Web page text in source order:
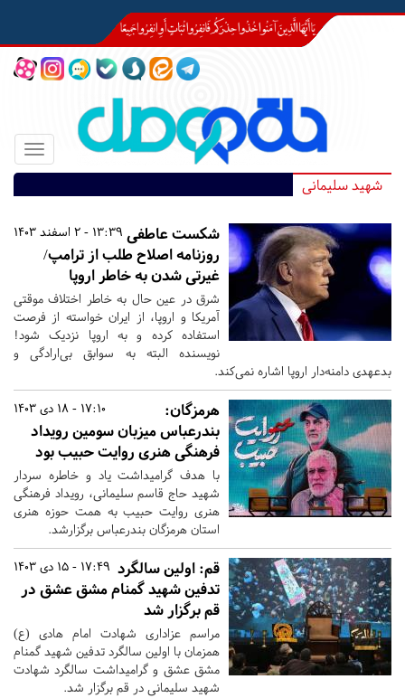
Toggle
شهید سلیمانی
13:39 - 2 اسفند 1403 شکست عاطفی
روزنامه اصلاح طلب از ترامپ/
غیرتی شدن به خاطر اروپا
شرق در عین حال به خاطر اختلاف موقتی
آمریکا و اروپا، از ایران خواسته از فرصت
استفاده کرده و به اروپا نزدیک شود!
نویسنده البته به سوابق بی‌ارادگی و
بدعهدی دامنه‌دار اروپا اشاره نمی‌کند.
17:10 - 18 دی 1403
هرمزگان:
بندرعباس میزبان سومین رویداد
فرهنگی هنری روایت حبیب بود
با هدف گرامیداشت یاد و خاطره سردار
شهید حاج قاسم سلیمانی، رویداد فرهنگی
هنری روایت حبیب به همت حوزه هنری
استان هرمزگان بندرعباس برگزارشد.
17:49 - 15 دی 1403 قم: اولین سالگرد
تدفین شهید گمنام مشق عشق در
قم برگزار شد
مراسم عزاداری شهادت امام هادی (ع)
همزمان با اولین سالگرد تدفین شهید گمنام
مشق عشق و گرامیداشت سالگرد شهادت
شهید سلیمانی در قم برگزار شد.